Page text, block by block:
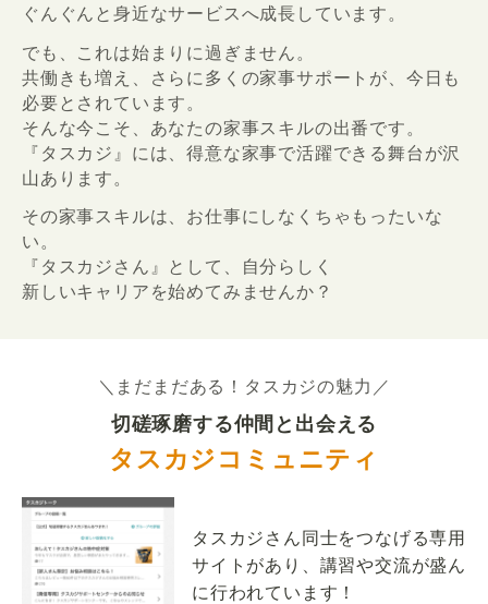
ぐんぐんと身近なサービスへ成長しています。
でも、これは始まりに過ぎません。
共働きも増え、さらに多くの家事サポートが、今日も
必要とされています。
そんな今こそ、あなたの家事スキルの出番です。
『タスカジ』には、得意な家事で活躍できる舞台が沢
山あります。
その家事スキルは、お仕事にしなくちゃもったいな
い。
『タスカジさん』として、自分らしく
新しいキャリアを始めてみませんか？
＼まだまだある！タスカジの魅力／
切磋琢磨する仲間と出会える
タスカジコミュニティ
タスカジさん同士をつなげる専用
サイトがあり、講習や交流が盛ん
に行われています！